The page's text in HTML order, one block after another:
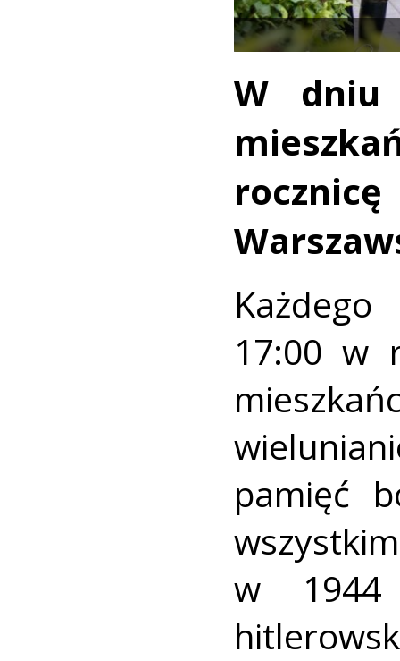
W dniu
17:00 w
pamięć
w 1944